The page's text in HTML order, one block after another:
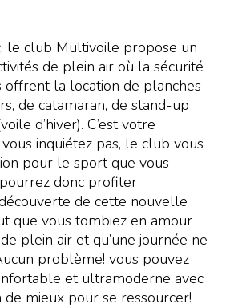
le club Multivoile propose un
de plein air où la sécurité
offrent la location de planches
de catamaran, de stand-up
d’hiver). C’est votre
inquiétez pas, le club vous
pour le sport que vous
donc profiter
de cette nouvelle
que vous tombiez en amour
plein air et qu’une journée ne
problème! vous pouvez
et ultramoderne avec
mieux pour se ressourcer!